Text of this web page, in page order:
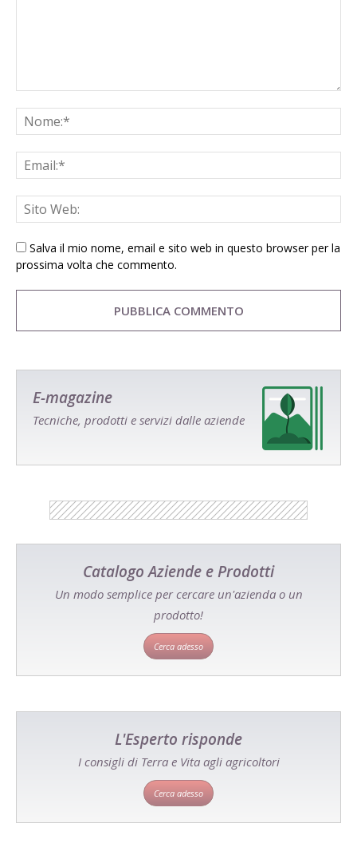
Salva il mio nome, email e sito web in questo browser per la
prossima volta che commento.
E-magazine
Tecniche, prodotti e servizi dalle aziende
Catalogo Aziende e Prodotti
Un modo semplice per cercare un'azienda o un
prodotto!
Cerca adesso
L'Esperto risponde
I consigli di Terra e Vita agli agricoltori
Cerca adesso